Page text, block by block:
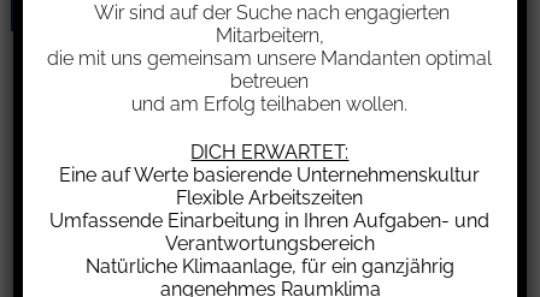
Inflationsprämie für Arbeitnehmer mit mehreren
Dienstleistungs­verhältnissen
Wir sind auf der Suche nach engagierten
Mitarbeitern,
die mit uns gemeinsam unsere Mandanten optimal
betreuen
und am Erfolg teilhaben wollen.
DICH ERWARTET:
Eine auf Werte basierende Unternehmenskultur
Flexible Arbeitszeiten
Umfassende Einarbeitung in Ihren Aufgaben- und
Verantwortungsbereich
Natürliche Klimaanlage, für ein ganzjährig
angenehmes Raumklima